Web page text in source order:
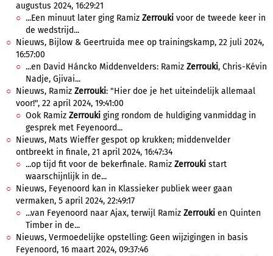
augustus 2024, 16:29:21
...Een minuut later ging Ramiz Zerrouki voor de tweede keer in
de wedstrijd...
Nieuws, Bijlow & Geertruida mee op trainingskamp, 22 juli 2024,
16:57:00
...en David Háncko Middenvelders: Ramiz Zerrouki, Chris-Kévin
Nadje, Gjivai...
Nieuws, Ramiz Zerrouki: "Hier doe je het uiteindelijk allemaal
voor!", 22 april 2024, 19:41:00
Ook Ramiz Zerrouki ging rondom de huldiging vanmiddag in
gesprek met Feyenoord...
Nieuws, Mats Wieffer gespot op krukken; middenvelder
ontbreekt in finale, 21 april 2024, 16:47:34
...op tijd fit voor de bekerfinale. Ramiz Zerrouki start
waarschijnlijk in de...
Nieuws, Feyenoord kan in Klassieker publiek weer gaan
vermaken, 5 april 2024, 22:49:17
...van Feyenoord naar Ajax, terwijl Ramiz Zerrouki en Quinten
Timber in de...
Nieuws, Vermoedelijke opstelling: Geen wijzigingen in basis
Feyenoord, 16 maart 2024, 09:37:46